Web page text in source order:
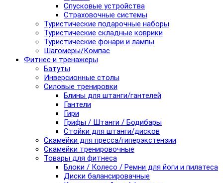
Спусковые устройства
Страховочные системы
Туристические подарочные наборы
Туристические складные коврики
Туристические фонари и лампы
Шагомеры/Компас
Фитнес и тренажеры
Батуты
Инверсионные столы
Силовые тренировки
Блины для штанги/гантелей
Гантели
Гири
Грифы / Штанги / Бодибары
Стойки для штанги/дисков
Скамейки для пресса/гиперэкстензии
Скамейки тренировочные
Товары для фитнеса
Блоки / Колесо / Ремни для йоги и пилатеса
Диски балансировачные